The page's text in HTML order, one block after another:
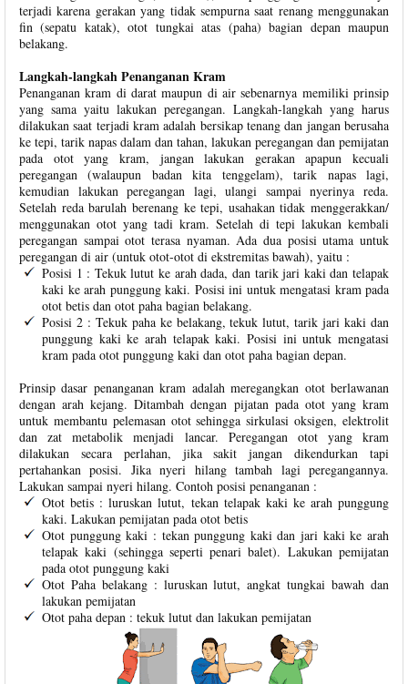
terjadi karena gerakan yang tidak sempurna saat renang menggunakan
fin (sepatu katak), otot tungkai atas (paha) bagian depan maupun
belakang.
Langkah-langkah Penanganan Kram
Penanganan kram di darat maupun di air sebenarnya memiliki prinsip
yang sama yaitu lakukan peregangan. Langkah-langkah yang harus
dilakukan saat terjadi kram adalah bersikap tenang dan jangan berusaha
ke tepi, tarik napas dalam dan tahan, lakukan peregangan dan pemijatan
pada otot yang kram, jangan lakukan gerakan apapun kecuali
peregangan (walaupun badan kita tenggelam), tarik napas lagi,
kemudian lakukan peregangan lagi, ulangi sampai nyerinya reda.
Setelah reda barulah berenang ke tepi, usahakan tidak menggerakkan/
menggunakan otot yang tadi kram. Setelah di tepi lakukan kembali
peregangan sampai otot terasa nyaman. Ada dua posisi utama untuk
peregangan di air (untuk otot-otot di ekstremitas bawah), yaitu :
Posisi 1 : Tekuk lutut ke arah dada, dan tarik jari kaki dan telapak
kaki ke arah punggung kaki. Posisi ini untuk mengatasi kram pada
otot betis dan otot paha bagian belakang.
Posisi 2 : Tekuk paha ke belakang, tekuk lutut, tarik jari kaki dan
punggung kaki ke arah telapak kaki. Posisi ini untuk mengatasi
kram pada otot punggung kaki dan otot paha bagian depan.
Prinsip dasar penanganan kram adalah meregangkan otot berlawanan
dengan arah kejang. Ditambah dengan pijatan pada otot yang kram
untuk membantu pelemasan otot sehingga sirkulasi oksigen, elektrolit
dan zat metabolik menjadi lancar. Peregangan otot yang kram
dilakukan secara perlahan, jika sakit jangan dikendurkan tapi
pertahankan posisi. Jika nyeri hilang tambah lagi peregangannya.
Lakukan sampai nyeri hilang. Contoh posisi penanganan :
Otot betis : luruskan lutut, tekan telapak kaki ke arah punggung
kaki. Lakukan pemijatan pada otot betis
Otot punggung kaki : tekan punggung kaki dan jari kaki ke arah
telapak kaki (sehingga seperti penari balet). Lakukan pemijatan
pada otot punggung kaki
Otot Paha belakang : luruskan lutut, angkat tungkai bawah dan
lakukan pemijatan
Otot paha depan : tekuk lutut dan lakukan pemijatan